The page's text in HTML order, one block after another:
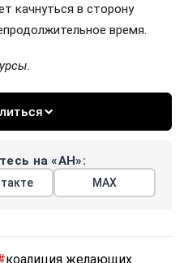
качнуться в сторону
время.
на «АН»:
МАХ
коалиция желающих